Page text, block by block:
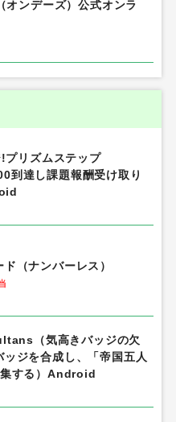
オンデーズ）公式オンラ
プリズムステップ
到達し課題報酬受け取り
（ナンバーレス）
（気高きバッジの欠
ッジを合成し、「帝国五人
する）Android